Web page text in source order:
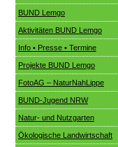
BUND Lemgo
Aktivitäten BUND Lemgo
Info • Presse • Termine
Projekte BUND Lemgo
FotoAG – NaturNahLippe
BUND-Jugend NRW
Natur- und Nutzgarten
Ökologische Landwirtschaft